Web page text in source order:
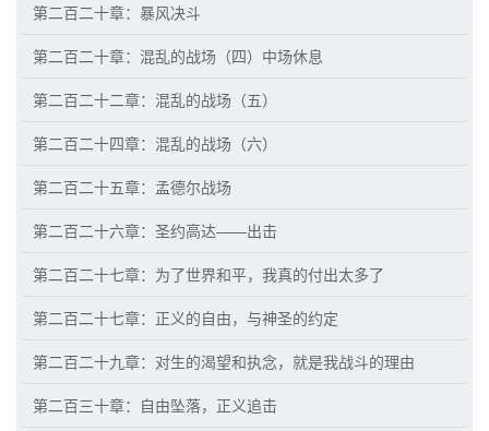
第二百二十章：暴风决斗
第二百二十章：混乱的战场（四）中场休息
第二百二十二章：混乱的战场（五）
第二百二十四章：混乱的战场（六）
第二百二十五章：孟德尔战场
第二百二十六章：圣约高达——出击
第二百二十七章：为了世界和平，我真的付出太多了
第二百二十七章：正义的自由，与神圣的约定
第二百二十九章：对生的渴望和执念，就是我战斗的理由
第二百三十章：自由坠落，正义追击